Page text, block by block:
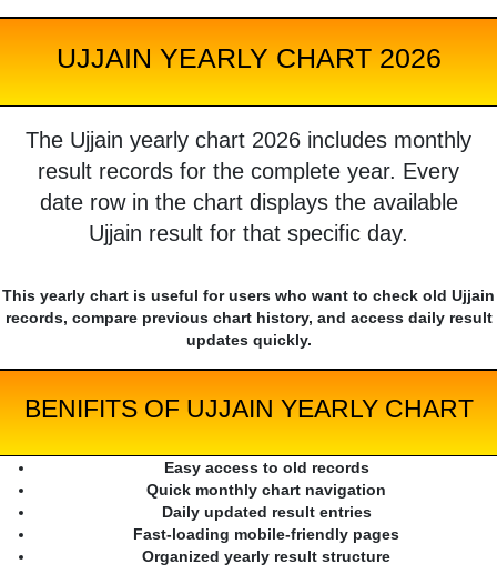
UJJAIN YEARLY CHART 2026
The Ujjain yearly chart 2026 includes monthly
result records for the complete year. Every
date row in the chart displays the available
Ujjain result for that specific day.
This yearly chart is useful for users who want to check old Ujjain
records, compare previous chart history, and access daily result
updates quickly.
BENIFITS OF UJJAIN YEARLY CHART
Easy access to old records
Quick monthly chart navigation
Daily updated result entries
Fast-loading mobile-friendly pages
Organized yearly result structure